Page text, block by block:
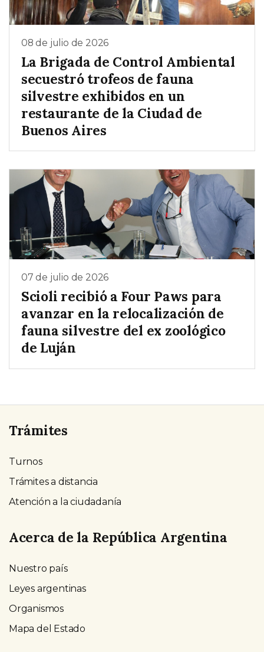
08 de julio de 2026
La Brigada de Control Ambiental
secuestró trofeos de fauna
silvestre exhibidos en un
restaurante de la Ciudad de
Buenos Aires
07 de julio de 2026
Scioli recibió a Four Paws para
avanzar en la relocalización de
fauna silvestre del ex zoológico
de Luján
Trámites
Turnos
Trámites a distancia
Atención a la ciudadanía
Acerca de la República Argentina
Nuestro país
Leyes argentinas
Organismos
Mapa del Estado